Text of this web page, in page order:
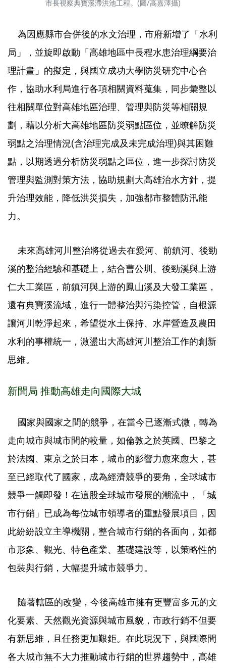
市長視察典寶溪滯洪池工程。(圖/高嘉澤攝)
為因應縣市合併後的水文治理，市府新增了「水利
局」，並旋即啟動「高雄地區中長程水患治理綱要治
理計畫」的擬定，與國立成功大學防災研究中心合
作，協助水利局進行各項相關資料蒐集，同步彙整以
往相關單位對高雄地區治理、管理與防災等相關規
劃，藉以分析大高雄地區防災弱點區位，並暸解防災
弱點之治理情況(含治理完成及未完成治理)與其困難
點，以期透過分析防災弱點之區位，進一步探討防災
管理與監測對策方法，協助規劃大高雄治水方針，提
升治理效能，降低洪災損失，加強都市整體防汛能
力。
未來高雄河川整治將從過去在愛河、前鎮河、後勁
溪的整治經驗和基礎上，結合曹公圳、後勁溪與上游
仁大工業區，前鎮河與上游的鳳山溪及大發工業區，
還有典寶溪流域，進行一體整治與污染控管，自根源
讓河川乾淨起來，希望從水土保持、水岸營造及農田
水利的事權統一，激盪出大高雄河川整治工作的創新
思維。
新聞局 推動高雄走向國際大城
國家與國家之間的競爭，在當今已逐漸式微，轉為
走向城市與城市間的較量，如倫敦之於英國、巴黎之
於法國、東京之於日本，城市的影響力愈來愈大，甚
至已經取代了國家，成為經濟競爭的要角，全球城市
競爭一觸即發！在這股全球城市發展的潮流中，「城
市行銷」已成為每位城市領導者的重點發展項目，因
此紛紛設立主導機關，整合城市行銷的各面向，如都
市形象、觀光、特色產業、基礎建設等，以策略性的
包裝與行銷，大幅提升城市競爭力。
隨著轄區的改變，今後高雄市擁有更豐富多元的文
化要素、天然觀光資源與城市風貌，市政行銷不但要
有新思維，且任務更加艱鉅。在此現況下，與國際間
各大城市無不大力推動城市行銷的世界趨勢中，高雄